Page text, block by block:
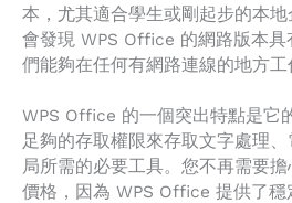
本，尤其適合學生或剛起步的本
會發現 WPS Office 的網路版本
們能夠在任何有網路連線的地方工
WPS Office 的一個突出特點是它
足夠的存取權限來存取文字處理
局所需的必要工具。您不再需要
價格，因為 WPS Office 提供了穩